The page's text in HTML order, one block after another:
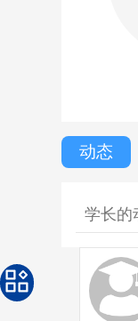
动态
学长的